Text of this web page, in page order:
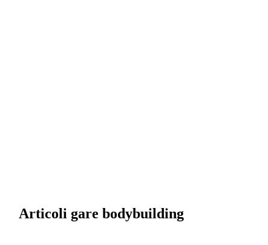
Articoli gare bodybuilding